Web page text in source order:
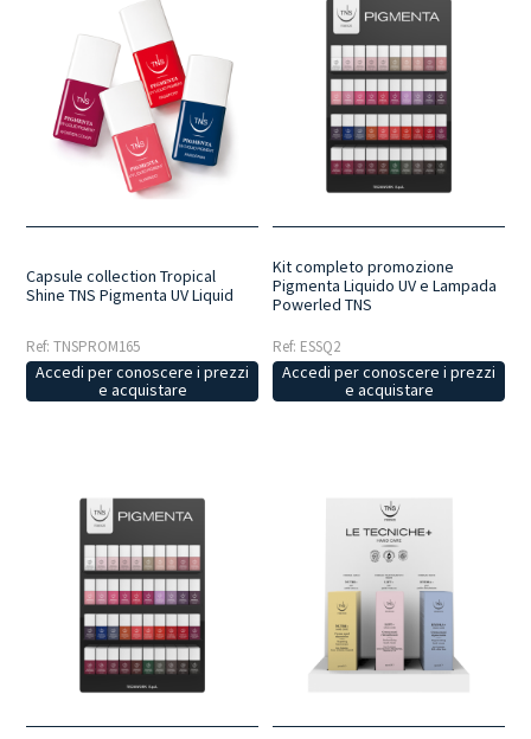
Capsule collection Tropical
Shine TNS Pigmenta UV Liquid
Ref: TNSPROM165
Accedi per conoscere i prezzi
e acquistare
Kit completo promozione
Pigmenta Liquido UV e Lampada
Powerled TNS
Ref: ESSQ2
Accedi per conoscere i prezzi
e acquistare